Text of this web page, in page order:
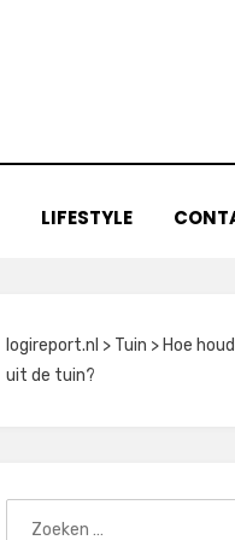
LIFESTYLE
logireport.nl > Tuin > Hoe
uit de tuin?